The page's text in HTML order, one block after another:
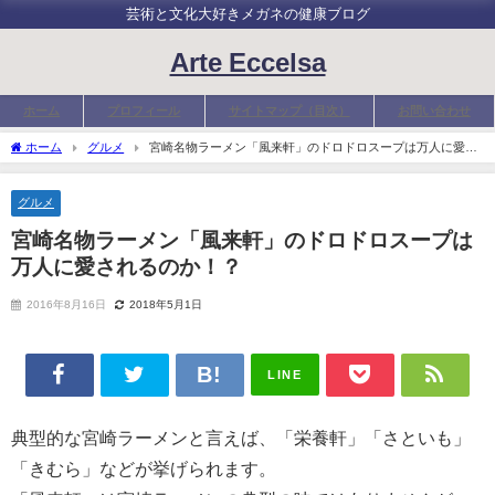
芸術と文化大好きメガネの健康ブログ
Arte Eccelsa
ホーム プロフィール サイトマップ（目次） お問い合わせ
ホーム グルメ
宮崎名物ラーメン「風来軒」のドロドロスープは万人に愛さ
れるのか！？
グルメ
宮崎名物ラーメン「風来軒」のドロドロスープは
万人に愛されるのか！？
2016年8月16日 2018年5月1日
LINE
典型的な宮崎ラーメンと言えば、「栄養軒」「さといも」
「きむら」などが挙げられます。